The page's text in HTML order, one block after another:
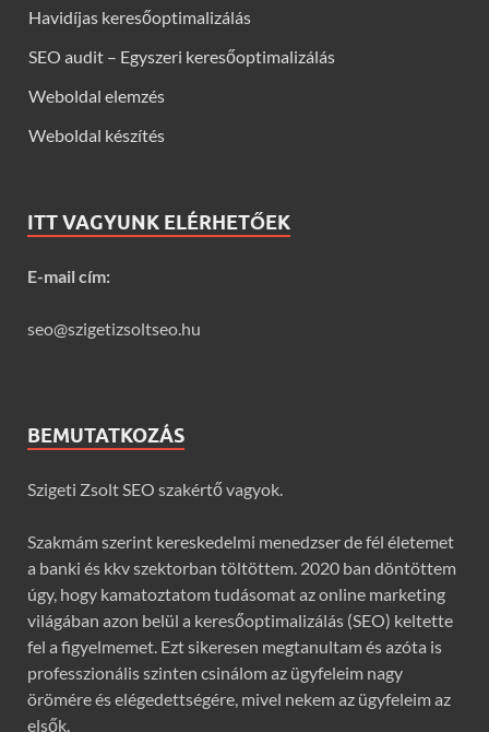
Havidíjas keresőoptimalizálás
SEO audit – Egyszeri keresőoptimalizálás
Weboldal elemzés
Weboldal készítés
ITT VAGYUNK ELÉRHETŐEK
E-mail cím:
seo@szigetizsoltseo.hu
BEMUTATKOZÁS
Szigeti Zsolt SEO szakértő vagyok.
Szakmám szerint kereskedelmi menedzser de fél életemet
a banki és kkv szektorban töltöttem. 2020 ban döntöttem
úgy, hogy kamatoztatom tudásomat az online marketing
világában azon belül a keresőoptimalizálás (SEO) keltette
fel a figyelmemet. Ezt sikeresen megtanultam és azóta is
professzionális szinten csinálom az ügyfeleim nagy
örömére és elégedettségére, mivel nekem az ügyfeleim az
elsők.